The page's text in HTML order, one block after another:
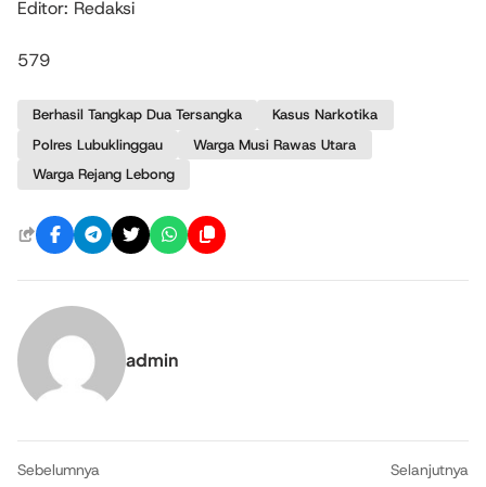
Editor: Redaksi
579
Berhasil Tangkap Dua Tersangka
Kasus Narkotika
Polres Lubuklinggau
Warga Musi Rawas Utara
Warga Rejang Lebong
admin
Sebelumnya
Selanjutnya